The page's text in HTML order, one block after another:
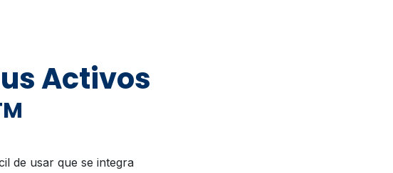
Activos
de usar que se integra